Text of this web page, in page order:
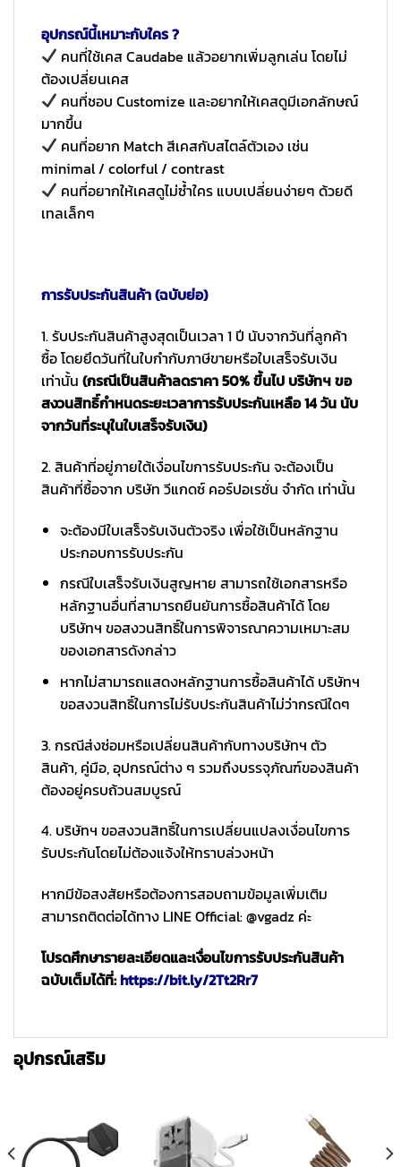
อุปกรณ์นี้เหมาะกับใคร ?
คนที่ใช้เคส Caudabe แล้วอยากเพิ่มลูกเล่น โดยไม่
ต้องเปลี่ยนเคส
คนที่ชอบ Customize และอยากให้เคสดูมีเอกลักษณ์
มากขึ้น
คนที่อยาก Match สีเคสกับสไตล์ตัวเอง เช่น
minimal / colorful / contrast
คนที่อยากให้เคสดูไม่ซ้ำใคร แบบเปลี่ยนง่ายๆ ด้วยดี
เทลเล็กๆ
การรับประกันสินค้า (ฉบับย่อ)
1. รับประกันสินค้าสูงสุดเป็นเวลา 1 ปี นับจากวันที่ลูกค้า
ซื้อ โดยยึดวันที่ในใบกำกับภาษีขายหรือใบเสร็จรับเงิน
เท่านั้น (กรณีเป็นสินค้าลดราคา 50% ขึ้นไป บริษัทฯ ขอ
สงวนสิทธิ์กำหนดระยะเวลาการรับประกันเหลือ 14 วัน นับ
จากวันที่ระบุในใบเสร็จรับเงิน)
2. สินค้าที่อยู่ภายใต้เงื่อนไขการรับประกัน จะต้องเป็น
สินค้าที่ซื้อจาก บริษัท วีแกดซ์ คอร์ปอเรชั่น จำกัด เท่านั้น
จะต้องมีใบเสร็จรับเงินตัวจริง เพื่อใช้เป็นหลักฐาน
ประกอบการรับประกัน
กรณีใบเสร็จรับเงินสูญหาย สามารถใช้เอกสารหรือ
หลักฐานอื่นที่สามารถยืนยันการซื้อสินค้าได้ โดย
บริษัทฯ ขอสงวนสิทธิ์ในการพิจารณาความเหมาะสม
ของเอกสารดังกล่าว
หากไม่สามารถแสดงหลักฐานการซื้อสินค้าได้ บริษัทฯ
ขอสงวนสิทธิ์ในการไม่รับประกันสินค้าไม่ว่ากรณีใดๆ
3. กรณีส่งซ่อมหรือเปลี่ยนสินค้ากับทางบริษัทฯ ตัว
สินค้า, คู่มือ, อุปกรณ์ต่าง ๆ รวมถึงบรรจุภัณฑ์ของสินค้า
ต้องอยู่ครบถ้วนสมบูรณ์
4. บริษัทฯ ขอสงวนสิทธิ์ในการเปลี่ยนแปลงเงื่อนไขการ
รับประกันโดยไม่ต้องแจ้งให้ทราบล่วงหน้า
หากมีข้อสงสัยหรือต้องการสอบถามข้อมูลเพิ่มเติม
สามารถติดต่อได้ทาง LINE Official: @vgadz ค่ะ
โปรดศึกษารายละเอียดและเงื่อนไขการรับประกันสินค้า
ฉบับเต็มได้ที่:https://bit.ly/2Tt2Rr7
อุปกรณ์เสริม